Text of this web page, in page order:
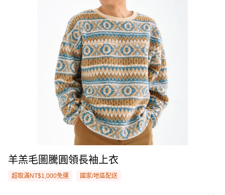
羊羔毛圖騰圓領長袖上衣
超取滿NT$1,000免運 國家/地區配送